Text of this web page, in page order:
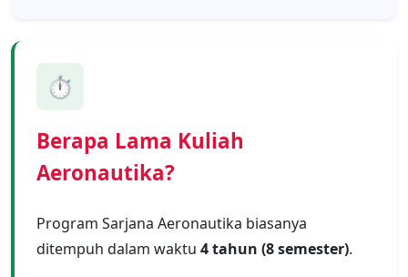
⏱️
Berapa Lama Kuliah
Aeronautika?
Program Sarjana Aeronautika biasanya
ditempuh dalam waktu 4 tahun (8 semester).